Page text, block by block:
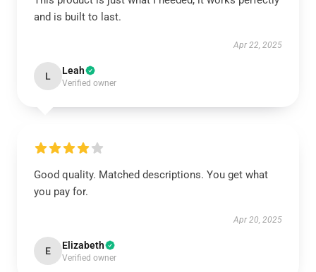
and is built to last.
Apr 22, 2025
L Leah
Verified owner
Good quality. Matched descriptions. You get what
you pay for.
Apr 20, 2025
E Elizabeth
Verified owner